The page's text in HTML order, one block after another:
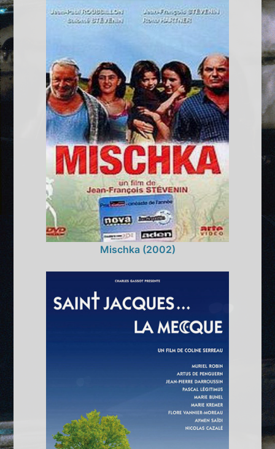
Mischka (2002)